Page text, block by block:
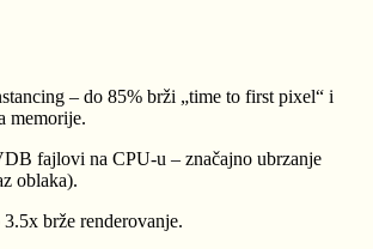
– do 85% brži „time to first pixel“ i
memorije.
fajlovi na CPU-u – značajno ubrzanje
oblaka).
brže renderovanje.